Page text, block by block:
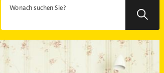
Wonach suchen Sie?